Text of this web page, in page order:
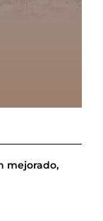
mejorado,